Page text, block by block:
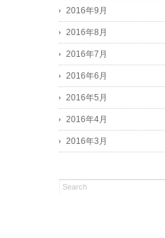
2016年9月
2016年8月
2016年7月
2016年6月
2016年5月
2016年4月
2016年3月